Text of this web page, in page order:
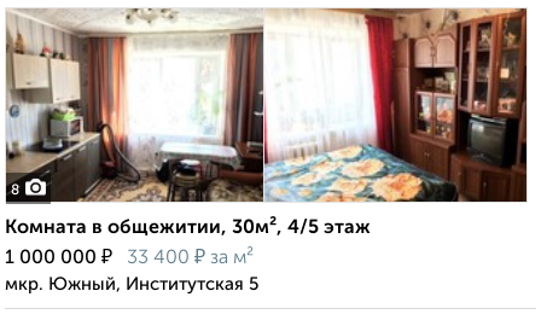
8
Комната в общежитии, 30м², 4/5 этаж
1 000 000 ₽ 33 400 ₽ за м²
мкр. Южный, Институтская 5